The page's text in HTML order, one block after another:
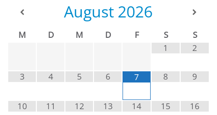
August 2026
M D M D F S
S
1
2
3 4 5 6 7 8 9
10 11 12 13 14 15 16